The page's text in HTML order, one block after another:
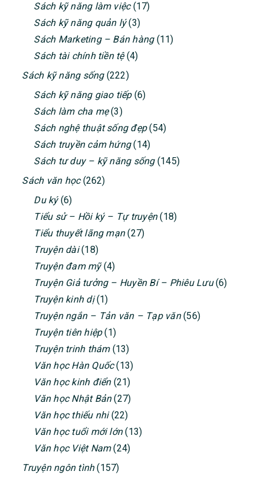
Sách kỹ năng làm việc(17)
Sách kỹ năng quản lý(3)
Sách Marketing – Bán hàng(11)
Sách tài chính tiền tệ(4)
Sách kỹ năng sống(222)
Sách kỹ năng giao tiếp(6)
Sách làm cha mẹ(3)
Sách nghệ thuật sống đẹp(54)
Sách truyền cảm hứng(14)
Sách tư duy – kỹ năng sống(145)
Sách văn học(262)
Du ký(6)
Tiểu sử – Hồi ký – Tự truyện(18)
Tiểu thuyết lãng mạn(27)
Truyện dài(18)
Truyện đam mỹ(4)
Truyện Giả tưởng – Huyền Bí – Phiêu Lưu(6)
Truyện kinh dị(1)
Truyện ngắn – Tản văn – Tạp văn(56)
Truyện tiên hiệp(1)
Truyện trinh thám(13)
Văn học Hàn Quốc(13)
Văn học kinh điển(21)
Văn học Nhật Bản(27)
Văn học thiếu nhi(22)
Văn học tuổi mới lớn(13)
Văn học Việt Nam(24)
Truyện ngôn tình(157)